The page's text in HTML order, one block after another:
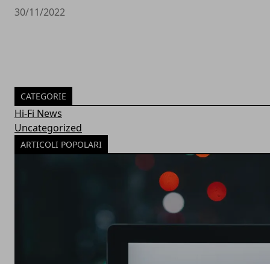
30/11/2022
CATEGORIE
Hi-Fi News
Uncategorized
ARTICOLI POPOLARI